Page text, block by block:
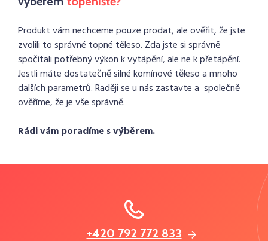
Produkt vám nechceme pouze prodat, ale ověřit, že jste
zvolili to správné topné těleso. Zda jste si správně
spočítali potřebný výkon k vytápění, ale ne k přetápění.
Jestli máte dostatečně silné komínové těleso a mnoho
dalších parametrů. Raději se u nás zastavte a společně
ověříme, že je vše správně.
Rádi vám poradíme s výběrem.
+420 792 772 833